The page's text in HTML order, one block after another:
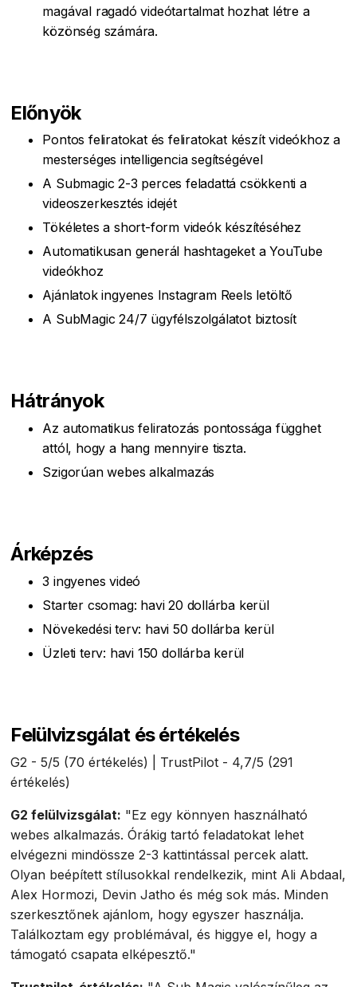
magával ragadó videótartalmat hozhat létre a
közönség számára.
Előnyök
Pontos feliratokat és feliratokat készít videókhoz a
mesterséges intelligencia segítségével
A Submagic 2-3 perces feladattá csökkenti a
videoszerkesztés idejét
Tökéletes a short-form videók készítéséhez
Automatikusan generál hashtageket a YouTube
videókhoz
Ajánlatok ingyenes Instagram Reels letöltő
A SubMagic 24/7 ügyfélszolgálatot biztosít
Hátrányok
Az automatikus feliratozás pontossága függhet
attól, hogy a hang mennyire tiszta.
Szigorúan webes alkalmazás
Árképzés
3 ingyenes videó
Starter csomag: havi 20 dollárba kerül
Növekedési terv: havi 50 dollárba kerül
Üzleti terv: havi 150 dollárba kerül
Felülvizsgálat és értékelés
G2 - 5/5 (70 értékelés) | TrustPilot - 4,7/5 (291
értékelés)
G2 felülvizsgálat: "Ez egy könnyen használható
webes alkalmazás. Órákig tartó feladatokat lehet
elvégezni mindössze 2-3 kattintással percek alatt.
Olyan beépített stílusokkal rendelkezik, mint Ali Abdaal,
Alex Hormozi, Devin Jatho és még sok más. Minden
szerkesztőnek ajánlom, hogy egyszer használja.
Találkoztam egy problémával, és higgye el, hogy a
támogató csapata elképesztő."